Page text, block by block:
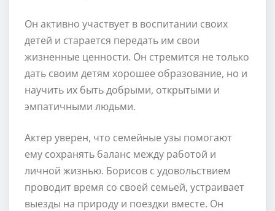
Он активно участвует в воспитании своих
детей и старается передать им свои
жизненные ценности. Он стремится не только
дать своим детям хорошее образование, но и
научить их быть добрыми, открытыми и
эмпатичными людьми.
Актер уверен, что семейные узы помогают
ему сохранять баланс между работой и
личной жизнью. Борисов с удовольствием
проводит время со своей семьей, устраивает
выезды на природу и поездки вместе. Он